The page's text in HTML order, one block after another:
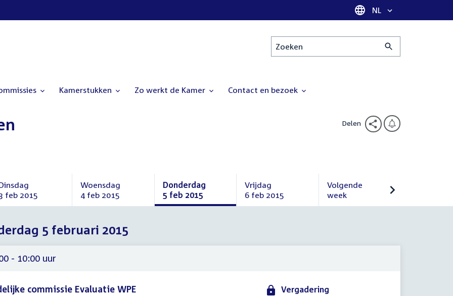
Taal selectie
NL
Zoeken
Kamerstukken Zo werkt de Kamer Contact en bezoek
Delen
feb 2015
februari
Woensdag
4 feb 2015
Woensdag
februari
2015
Donderdag
5 feb 2015
Donderdag
Vrijdag
6 feb 2015
Vrijdag
Volgende
week
Volgende
5 februari 2015
- 10:00 uur
commissie Evaluatie WPE
Vergadering